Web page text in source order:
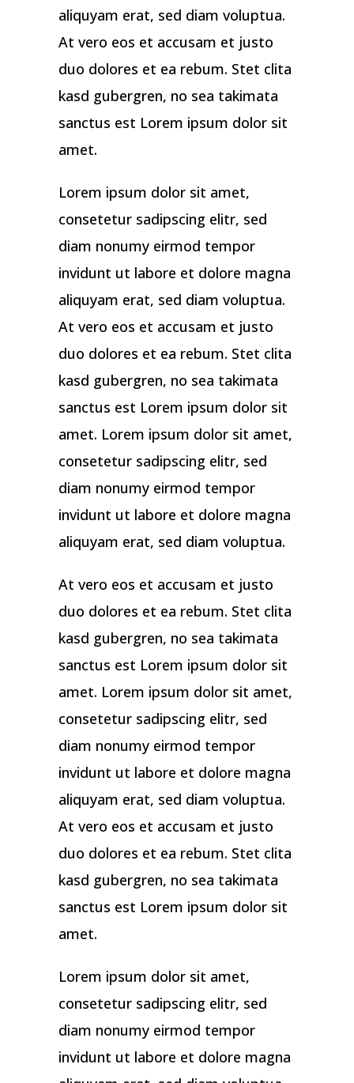
aliquyam erat, sed diam voluptua.
At vero eos et accusam et justo
duo dolores et ea rebum. Stet clita
kasd gubergren, no sea takimata
sanctus est Lorem ipsum dolor sit
amet.
Lorem ipsum dolor sit amet,
consetetur sadipscing elitr, sed
diam nonumy eirmod tempor
invidunt ut labore et dolore magna
aliquyam erat, sed diam voluptua.
At vero eos et accusam et justo
duo dolores et ea rebum. Stet clita
kasd gubergren, no sea takimata
sanctus est Lorem ipsum dolor sit
amet. Lorem ipsum dolor sit amet,
consetetur sadipscing elitr, sed
diam nonumy eirmod tempor
invidunt ut labore et dolore magna
aliquyam erat, sed diam voluptua.
At vero eos et accusam et justo
duo dolores et ea rebum. Stet clita
kasd gubergren, no sea takimata
sanctus est Lorem ipsum dolor sit
amet. Lorem ipsum dolor sit amet,
consetetur sadipscing elitr, sed
diam nonumy eirmod tempor
invidunt ut labore et dolore magna
aliquyam erat, sed diam voluptua.
At vero eos et accusam et justo
duo dolores et ea rebum. Stet clita
kasd gubergren, no sea takimata
sanctus est Lorem ipsum dolor sit
amet.
Lorem ipsum dolor sit amet,
consetetur sadipscing elitr, sed
diam nonumy eirmod tempor
invidunt ut labore et dolore magna